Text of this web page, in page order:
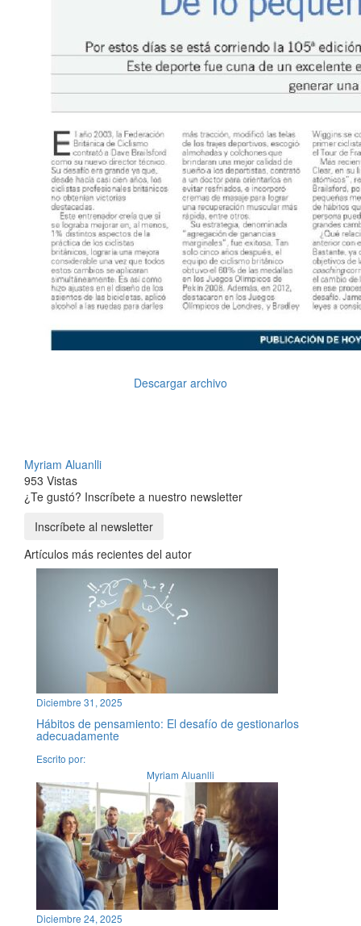
Descargar archivo
Myriam Aluanlli
953 Vistas
¿Te gustó? Inscríbete a nuestro newsletter
Inscríbete al newsletter
Artículos más recientes del autor
Diciembre 31, 2025
Hábitos de pensamiento: El desafío de gestionarlos
adecuadamente
Escrito por:
Myriam Aluanlli
Diciembre 24, 2025